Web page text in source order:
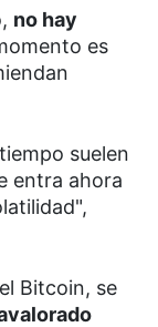
no hay
es
suelen
entra ahora
Bitcoin, se